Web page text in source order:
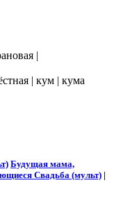
|
| кум | кума
Будущая мама,
Свадьба (мульт) |